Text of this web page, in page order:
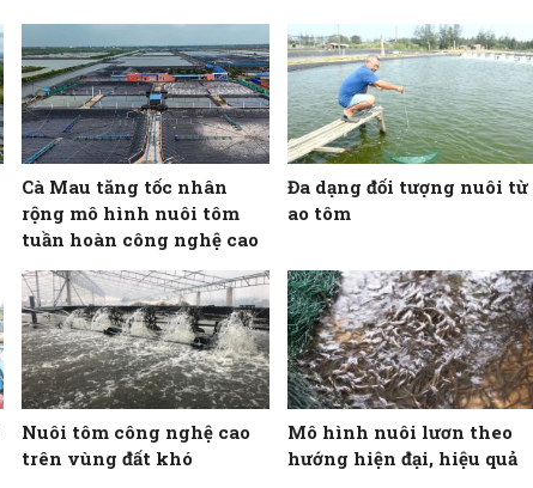
Cà Mau tăng tốc nhân
rộng mô hình nuôi tôm
tuần hoàn công nghệ cao
Đa dạng đối tượng nuôi từ
ao tôm
Nuôi tôm công nghệ cao
trên vùng đất khó
Mô hình nuôi lươn theo
hướng hiện đại, hiệu quả